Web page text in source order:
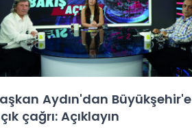
Aydın'dan Büyükşehir'e
çağrı: Açıklayın